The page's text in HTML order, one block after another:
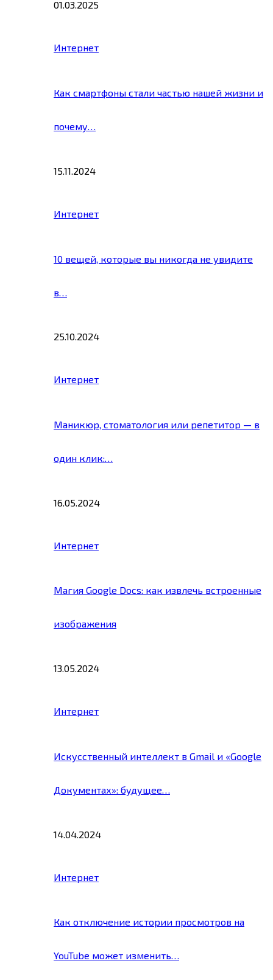
01.03.2025
Интернет
Как смартфоны стали частью нашей жизни и
почему…
15.11.2024
Интернет
10 вещей, которые вы никогда не увидите
в…
25.10.2024
Интернет
Маникюр, стоматология или репетитор — в
один клик:…
16.05.2024
Интернет
Магия Google Docs: как извлечь встроенные
изображения
13.05.2024
Интернет
Искусственный интеллект в Gmail и «Google
Документах»: будущее…
14.04.2024
Интернет
Как отключение истории просмотров на
YouTube может изменить…